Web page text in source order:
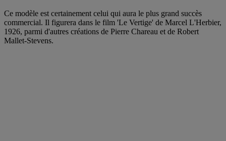
Ce modèle est certainement celui qui aura le plus grand succès
commercial. Il figurera dans le film 'Le Vertige' de Marcel L'Herbier,
1926, parmi d'autres créations de Pierre Chareau et de Robert
Mallet-Stevens.